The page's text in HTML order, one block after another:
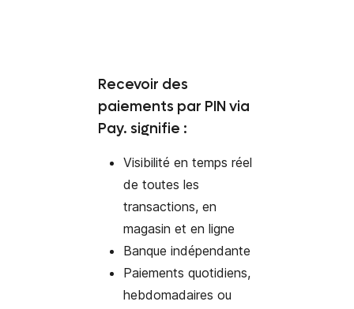
Recevoir des
paiements par PIN via
Pay. signifie :
Visibilité en temps réel
de toutes les
transactions, en
magasin et en ligne
Banque indépendante
Paiements quotidiens,
hebdomadaires ou